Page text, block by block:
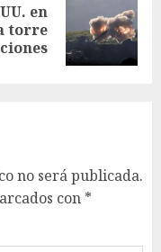
en
torre
no será publicada.
con *